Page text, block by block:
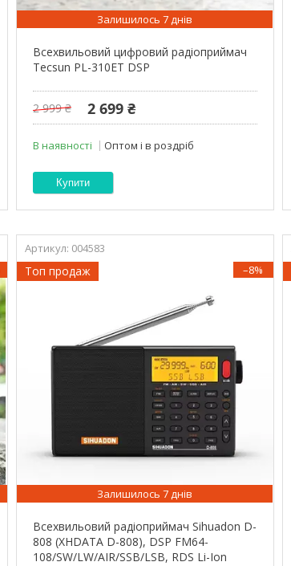
Залишилось 7 днів
Всехвильовий цифровий радіоприймач
Tecsun PL-310ET DSP
2 999 ₴ 2 699 ₴
В наявності Оптом і в роздріб
Купити
004583
Топ продаж –8%
Залишилось 7 днів
Всехвильовий радіоприймач Sihuadon D-
808 (XHDATA D-808), DSP FM64-
108/SW/LW/AIR/SSB/LSB, RDS Li-Ion